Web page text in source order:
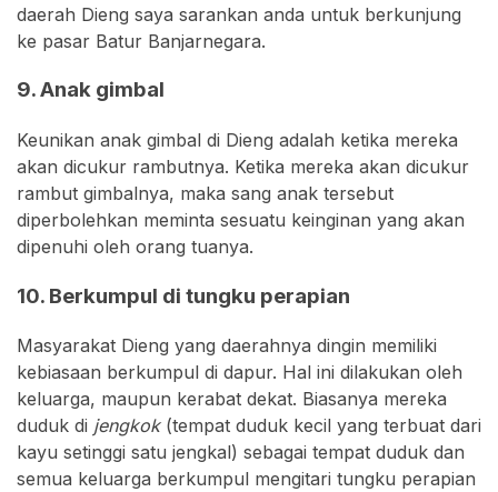
daerah Dieng saya sarankan anda untuk berkunjung
ke pasar Batur Banjarnegara.
9. Anak gimbal
Keunikan anak gimbal di Dieng adalah ketika mereka
akan dicukur rambutnya. Ketika mereka akan dicukur
rambut gimbalnya, maka sang anak tersebut
diperbolehkan meminta sesuatu keinginan yang akan
dipenuhi oleh orang tuanya.
10. Berkumpul di tungku perapian
Masyarakat Dieng yang daerahnya dingin memiliki
kebiasaan berkumpul di dapur. Hal ini dilakukan oleh
keluarga, maupun kerabat dekat. Biasanya mereka
duduk di jengkok (tempat duduk kecil yang terbuat dari
kayu setinggi satu jengkal) sebagai tempat duduk dan
semua keluarga berkumpul mengitari tungku perapian